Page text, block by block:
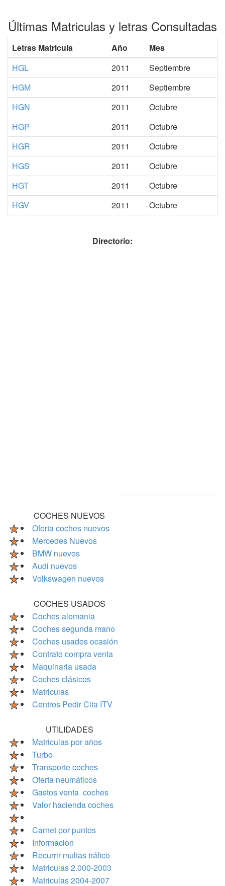
Últimas Matriculas y letras Consultadas
Letras Matricula Año
Mes
HGL
2011
Septiembre
HGM
2011
Septiembre
HGN
2011
Octubre
HGP
2011
Octubre
HGR
2011
Octubre
HGS
2011
Octubre
HGT
2011
Octubre
HGV
2011 Octubre
Directorio:
COCHES NUEVOS
Oferta coches nuevos
Mercedes Nuevos
BMW nuevos
Audi nuevos
Volkswagen nuevos
COCHES USADOS
Coches alemania
Coches segunda mano
Coches usados ocasión
Contrato compra venta
Maquinaria usada
Coches clásicos
Matriculas
Centros Pedir Cita ITV
UTILIDADES
Matriculas por años
Turbo
Transporte coches
Oferta neumáticos
Gastos venta coches
Valor hacienda coches
Carnet por puntos
Informacion
Recurrir multas tráfico
Matriculas 2.000-2003
Matriculas 2004-2007